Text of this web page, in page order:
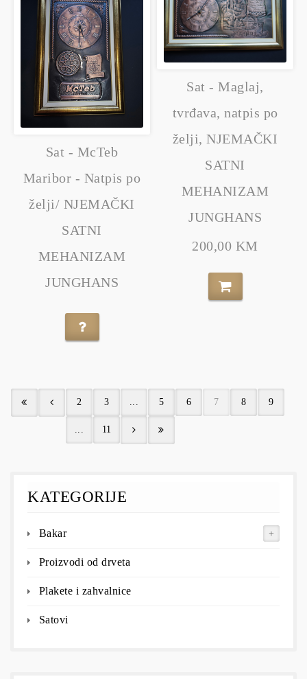
Sat - McTeb
Maribor - Natpis po
želji/ NJEMAČKI
SATNI
MEHANIZAM
JUNGHANS
Sat - Maglaj,
tvrđava, natpis po
želji, NJEMAČKI
SATNI
MEHANIZAM
JUNGHANS
200,00 KM
2 3 5 6 7 8 9
11
KATEGORIJE
Bakar
Proizvodi od drveta
Plakete i zahvalnice
Satovi